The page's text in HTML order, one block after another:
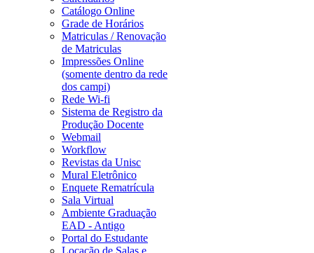
Catálogo Online
Grade de Horários
Matriculas / Renovação
de Matriculas
Impressões Online
(somente dentro da rede
dos campi)
Rede Wi-fi
Sistema de Registro da
Produção Docente
Webmail
Workflow
Revistas da Unisc
Mural Eletrônico
Enquete Rematrícula
Sala Virtual
Ambiente Graduação
EAD - Antigo
Portal do Estudante
Locação de Salas e